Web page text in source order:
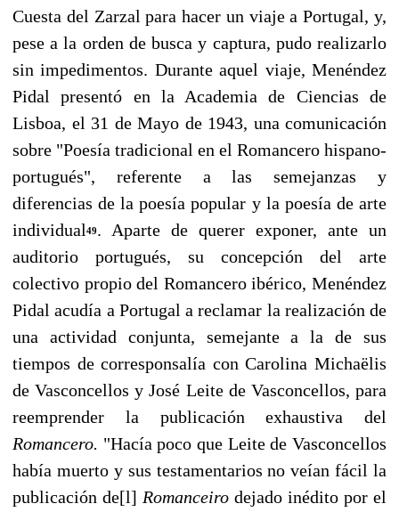
Cuesta del Zarzal para hacer un viaje a Portugal, y,
pese a la orden de busca y captura, pudo realizarlo
sin impedimentos. Durante aquel viaje, Menéndez
Pidal presentó en la Academia de Ciencias de
Lisboa, el 31 de Mayo de 1943, una comunicación
sobre "Poesía tradicional en el Romancero hispano-
portugués", referente a las semejanzas y
diferencias de la poesía popular y la poesía de arte
individual49. Aparte de querer exponer, ante un
auditorio por­tugués, su concepción del arte
colectivo propio del Romancero ibérico, Menéndez
Pidal acudía a Portugal a reclamar la realización de
una actividad conjunta, semejante a la de sus
tiempos de corresponsalía con Carolina Michaëlis
de Vasconcellos y José Leite de Vasconcellos, para
reem­prender la publicación exhaustiva del
Romancero. "Hacía poco que Leite de Vasconcellos
había muerto y sus testamentarios no veían fácil la
publicación de[l] Romanceiro dejado inédito por el